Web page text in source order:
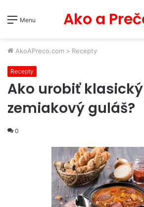
Menu Ako a
AkoAPreco.com > Recepty
Recepty
Ako urobiť klasický
zemiakový guláš?
0